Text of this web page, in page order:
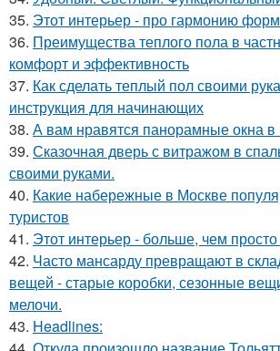
35. Этот интерьер - про гармонию
36. Преимущества теплого пола в
комфорт и эффективность
37. Как сделать теплый пол своими
инструкция для начинающих
38. А вам нравятся панорамные окна в
39. Сказочная дверь с витражом в
своими руками.
40. Какие набережные в Москве
туристов
41. Этот интерьер - больше, чем просто
42. Часто мансарду превращают в
вещей - старые коробки, сезонные
мелочи.
43. Headlines: